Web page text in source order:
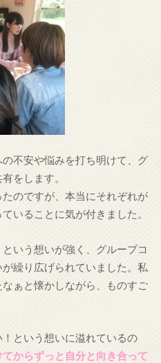
不安や悩みを打ち明けて、グ
をします。
のですが、本当にそれぞれが
いることに気が付きました。
いう想いが強く、グループコ
繰り広げられていました。私
ぁと懐かしながら、ものすご
という想いに溢れているの
からずっと自分と向き合って